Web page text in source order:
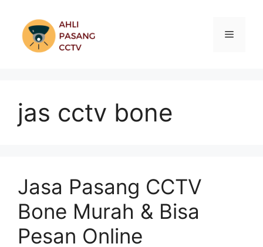
content
Menu
jas cctv bone
Jasa Pasang CCTV
Bone Murah & Bisa
Pesan Online